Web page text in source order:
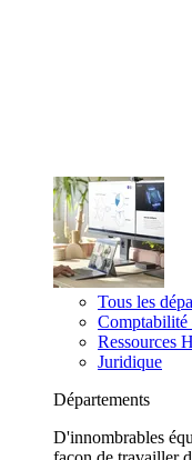
Tous les
Comptabilité
Ressources
Juridique
Départements
D'innombrables